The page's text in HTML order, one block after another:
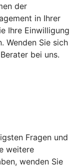
der
in Ihrer
Ihre Einwilligung
Wenden Sie sich
bei uns.
Fragen und
weitere
wenden Sie